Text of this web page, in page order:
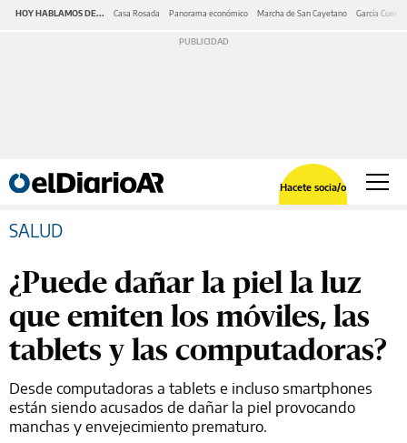
HOY HABLAMOS DE... Casa Rosada Panorama económico Marcha de San Cayetano García Cuerva
Hacete socia/o
SALUD
¿Puede dañar la piel la luz
que emiten los móviles, las
tablets y las computadoras?
Desde computadoras a tablets e incluso smartphones
están siendo acusados de dañar la piel provocando
manchas y envejecimiento prematuro.